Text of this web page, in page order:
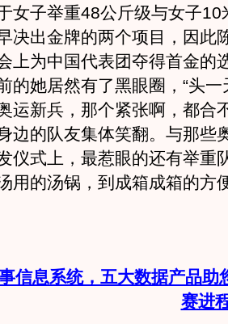
女子举重48公斤级与女子10
决出金牌的两个项目，因此
上为中国代表团夺得首金的
的她居然有了黑眼圈，“头
运新兵，那个紧张啊，都合
边的队友集体笑翻。与那些
仪式上，最惹眼的还有举重
用的汤锅，到成箱成箱的方
信息系统，五大数据产品助
赛进